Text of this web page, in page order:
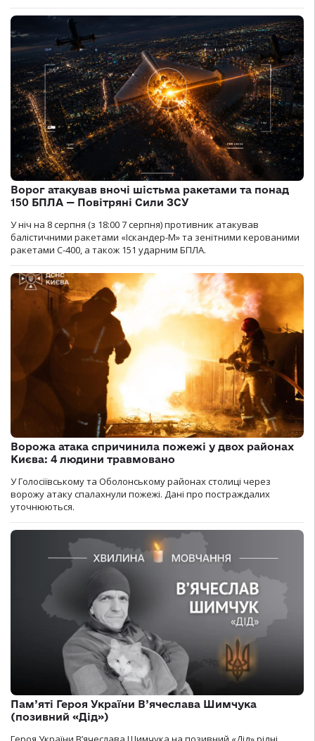
Ворог атакував вночі шістьма ракетами та понад
150 БПЛА — Повітряні Сили ЗСУ
У ніч на 8 серпня (з 18:00 7 серпня) противник атакував
балістичними ракетами «Іскандер-М» та зенітними керованими
ракетами С-400, а також 151 ударним БПЛА.
Ворожа атака спричинила пожежі у двох районах
Києва: 4 людини травмовано
У Голосіївському та Оболонському районах столиці через
ворожу атаку спалахнули пожежі. Дані про постраждалих
уточнюються.
Пам’яті Героя України В’ячеслава Шимчука
(позивний «Дід»)